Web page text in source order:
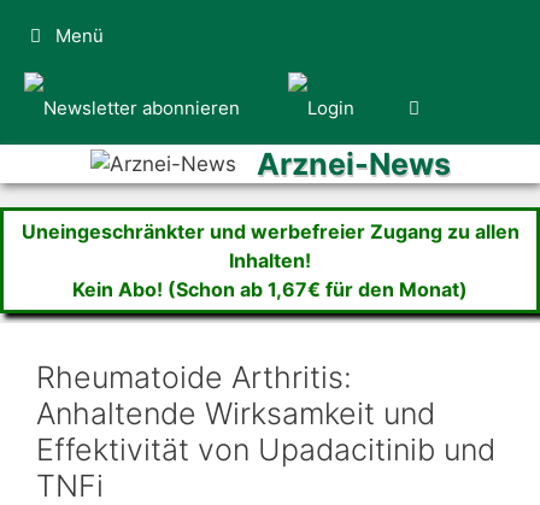
Inhalt
springen
Menü
Arznei-News
Uneingeschränkter und werbefreier Zugang zu allen
Inhalten!
Kein Abo! (Schon ab 1,67€ für den Monat)
Rheumatoide Arthritis:
Anhaltende Wirksamkeit und
Effektivität von Upadacitinib und
TNFi